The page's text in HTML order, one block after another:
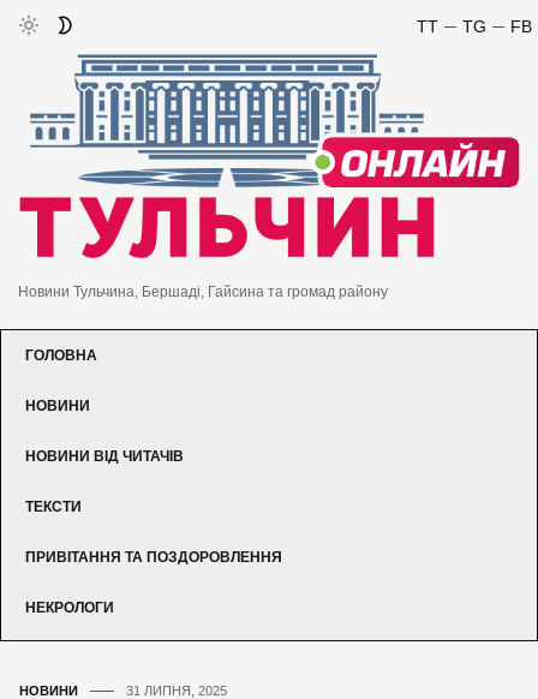
FB
TG
TT
Новини Тульчина, Бершаді, Гайсина та громад району
ГОЛОВНА
НОВИНИ
НОВИНИ ВІД ЧИТАЧІВ
ТЕКСТИ
ПРИВІТАННЯ ТА ПОЗДОРОВЛЕННЯ
НЕКРОЛОГИ
НОВИНИ 31 ЛИПНЯ, 2025